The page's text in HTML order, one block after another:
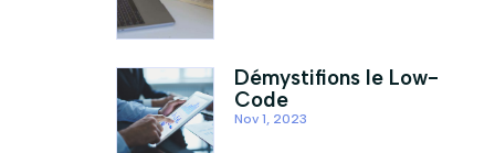
Démystifions le Low-
Code
Nov 1, 2023